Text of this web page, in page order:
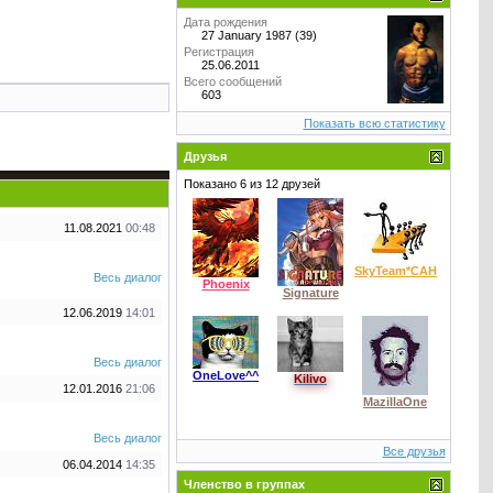
11.08.2021 00:48
Весь диалог
12.06.2019 14:01
Весь диалог
12.01.2016 21:06
Весь диалог
06.04.2014 14:35
Дата рождения
27 January 1987 (39)
Регистрация
25.06.2011
Всего сообщений
603
Показать всю статистику
Друзья
Показано 6 из 12 друзей
Phoenix
Signature
SkyTeam*CAHbI4
OneLove^^
Kilivo
MazillaOne
Все друзья
Членство в группах